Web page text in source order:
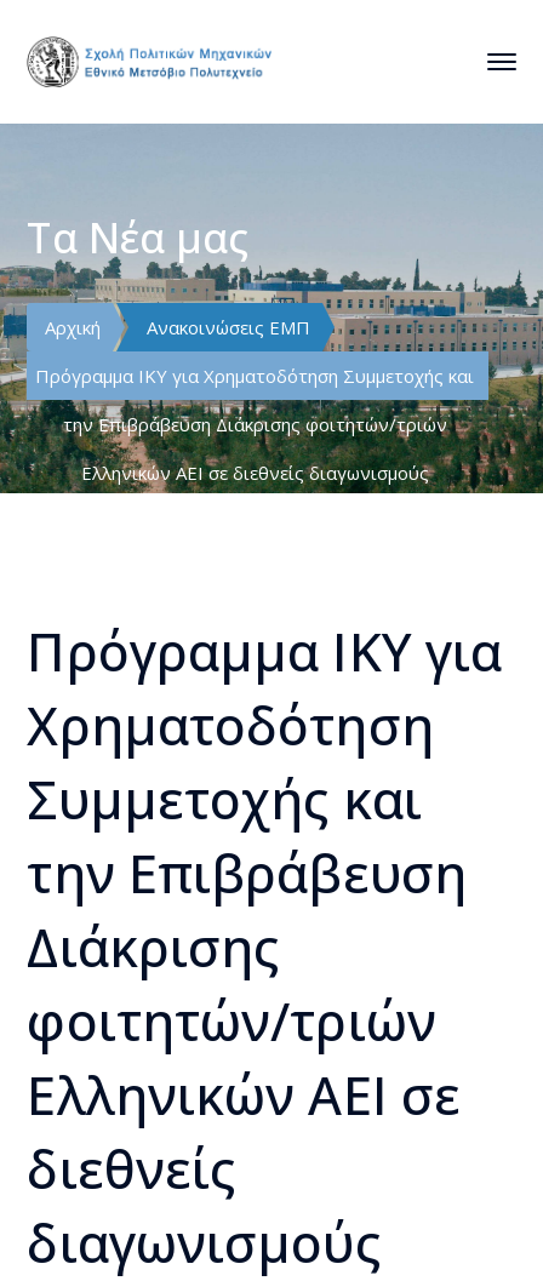
Τα Νέα μας
Αρχική
Ανακοινώσεις ΕΜΠ
Πρόγραμμα ΙΚΥ για Χρηματοδότηση Συμμετοχής και
την Επιβράβευση Διάκρισης φοιτητών/τριών
Ελληνικών ΑΕΙ σε διεθνείς διαγωνισμούς
Πρόγραμμα ΙΚΥ για
Χρηματοδότηση
Συμμετοχής και
την Επιβράβευση
Διάκρισης
φοιτητών/τριών
Ελληνικών ΑΕΙ σε
διεθνείς
διαγωνισμούς